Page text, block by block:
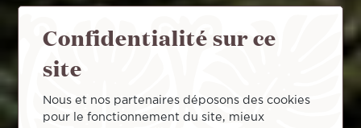
Confidentialité sur ce
site
Nous et nos partenaires déposons des cookies
pour le fonctionnement du site, mieux